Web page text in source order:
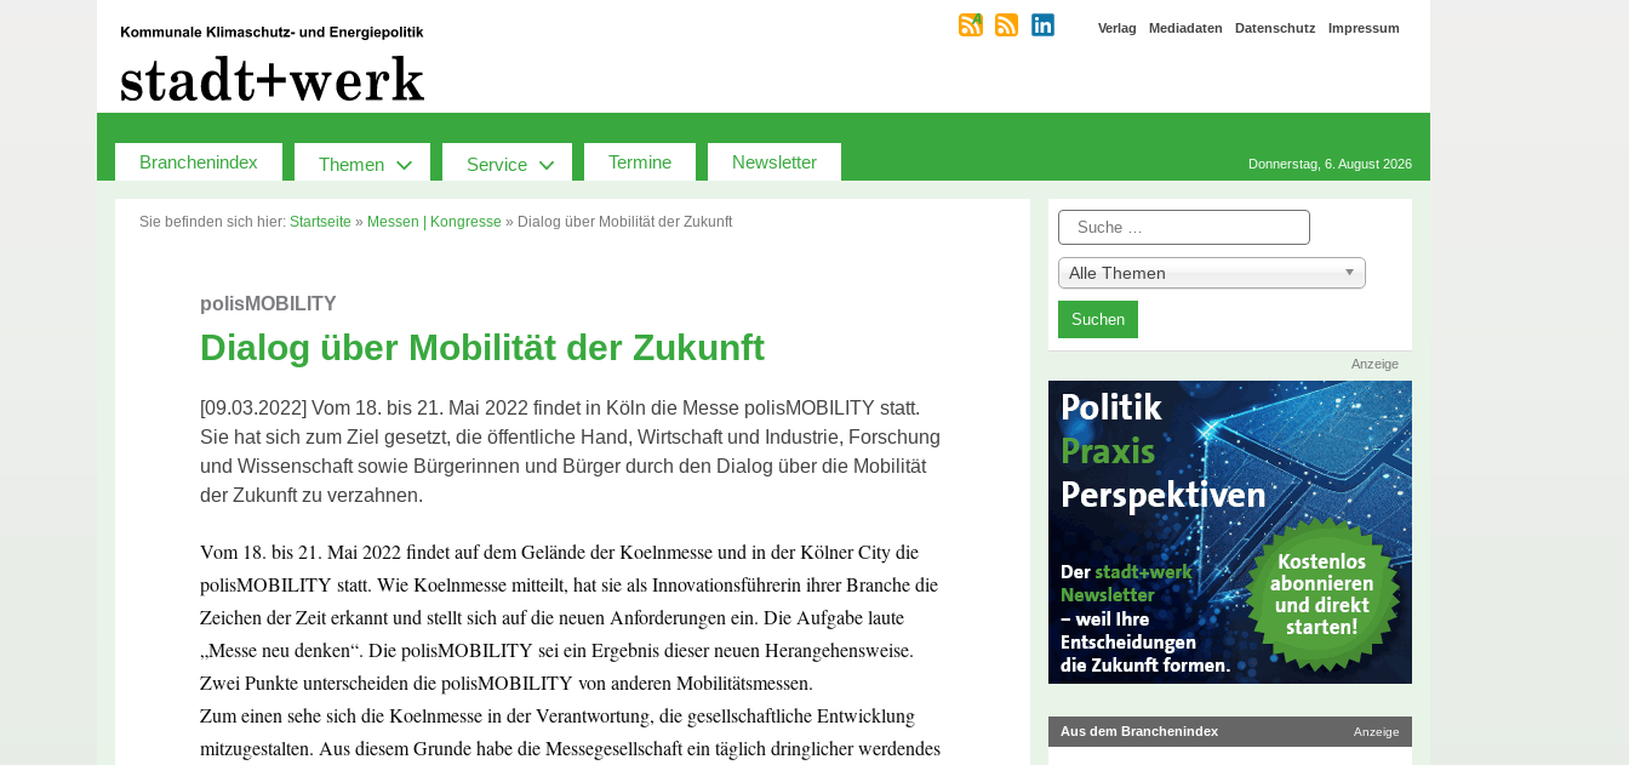
Verlag Mediadaten Datenschutz Impressum
Branchenindex Themen Service Termine Newsletter Donnerstag, 6. August 2026
Sie befinden sich hier: Startseite » Messen | Kongresse » Dialog über Mobilität der Zukunft
polisMOBILITY
Dialog über Mobilität der Zukunft
[09.03.2022] Vom 18. bis 21. Mai 2022 findet in Köln die Messe polisMOBILITY statt.
Sie hat sich zum Ziel gesetzt, die öffentliche Hand, Wirtschaft und Industrie, Forschung
und Wissenschaft sowie Bürgerinnen und Bürger durch den Dialog über die Mobilität
der Zukunft zu verzahnen.
Vom 18. bis 21. Mai 2022 findet auf dem Gelände der Koelnmesse und in der Kölner City die
polisMOBILITY statt. Wie Koelnmesse mitteilt, hat sie als Innovationsführerin ihrer Branche die
Zeichen der Zeit erkannt und stellt sich auf die neuen Anforderungen ein. Die Aufgabe laute
„Messe neu denken“. Die polisMOBILITY sei ein Ergebnis dieser neuen Herangehensweise.
Zwei Punkte unterscheiden die polisMOBILITY von anderen Mobilitätsmessen.
Zum einen sehe sich die Koelnmesse in der Verantwortung, die gesellschaftliche Entwicklung
mitzugestalten. Aus diesem Grunde habe die Messegesellschaft ein täglich dringlicher werdendes
Suche
Alle Themen
Anzeige
Aus dem Branchenindex Anzeige